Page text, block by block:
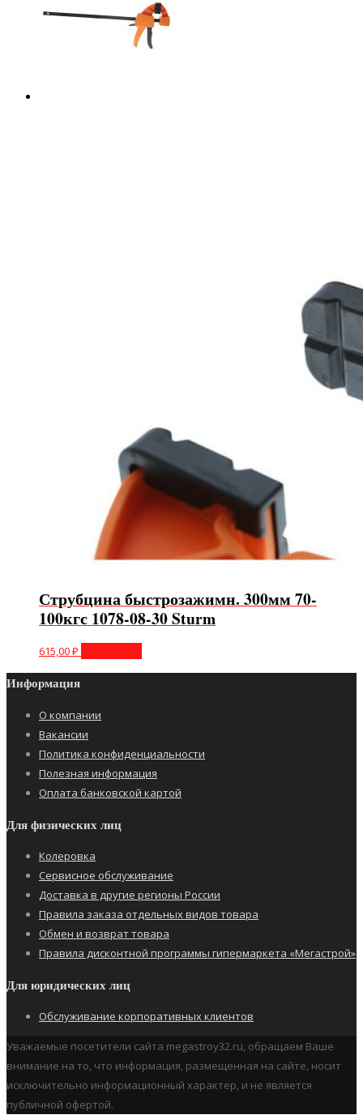
Струбцина быстрозажимн. 300мм 70-
100кгс 1078-08-30 Sturm
615,00₽
Информация
О компании
Вакансии
Политика конфиденциальности
Полезная информация
Оплата банковской картой
Для физических лиц
Колеровка
Сервисное обслуживание
Доставка в другие регионы России
Правила заказа отдельных видов товара
Обмен и возврат товара
Правила дисконтной программы гипермаркета «Мегастрой»
Для юридических лиц
Обслуживание корпоративных клиентов
Уважаемые посетители сайта megastroy32.ru, обращаем Ваше
внимание на то, что информация, размещенная на сайте, носит
исключительно информационный характер, и не является
публичной офертой.